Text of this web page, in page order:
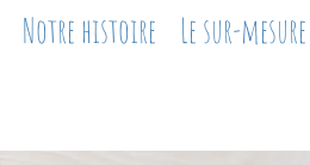
Notre histoire Le sur-mesure